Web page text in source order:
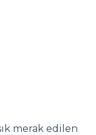
merak edilen